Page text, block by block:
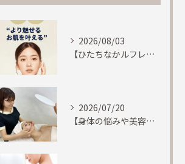
2026/08/03
【ひたちなかルフレ！！身体のマッサージも致しますが、フェイシャルエステにも特化しています。】
2026/07/20
【身体の悩みや美容に関しての悩みに「寄り添います」ひたちなか市ルフレ】